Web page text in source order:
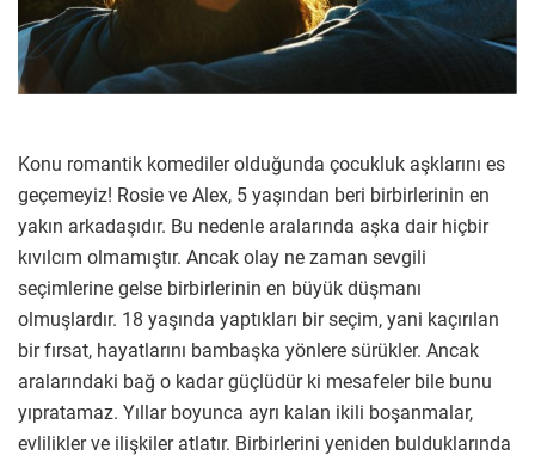
Konu romantik komediler olduğunda çocukluk aşklarını es
geçemeyiz! Rosie ve Alex, 5 yaşından beri birbirlerinin en
yakın arkadaşıdır. Bu nedenle aralarında aşka dair hiçbir
kıvılcım olmamıştır. Ancak olay ne zaman sevgili
seçimlerine gelse birbirlerinin en büyük düşmanı
olmuşlardır. 18 yaşında yaptıkları bir seçim, yani kaçırılan
bir fırsat, hayatlarını bambaşka yönlere sürükler. Ancak
aralarındaki bağ o kadar güçlüdür ki mesafeler bile bunu
yıpratamaz. Yıllar boyunca ayrı kalan ikili boşanmalar,
evlilikler ve ilişkiler atlatır. Birbirlerini yeniden bulduklarında